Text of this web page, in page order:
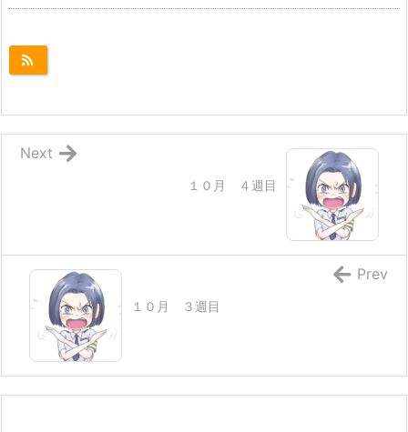
１０月 ４週目
Next
１０月 ３週目
Prev